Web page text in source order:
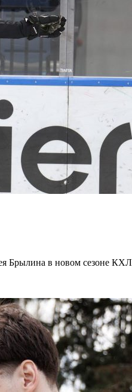
Брылина в новом сезоне КХЛ